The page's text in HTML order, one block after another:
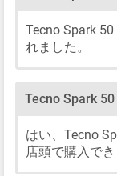
Tecno Spark
れました。
Tecno Spark
はい、Tecno
店頭で購入でき